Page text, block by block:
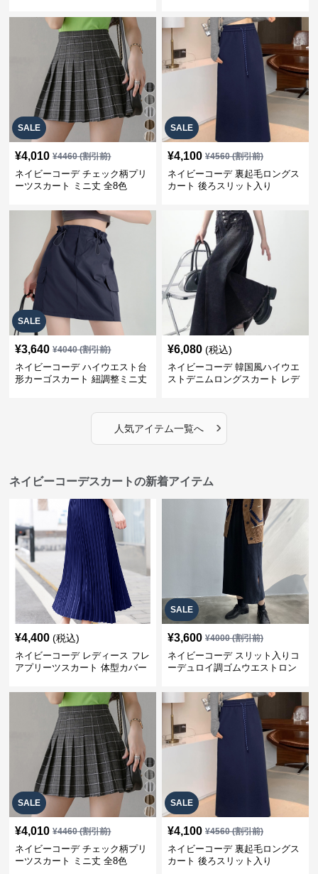
ト
SALE
¥4,010 ¥4460(割引前)
ネイビーコーデ チェック柄プリ
ーツスカート ミニ丈 全8色
SALE
¥4,100 ¥4560(割引前)
ネイビーコーデ 裏起毛ロングス
カート 後ろスリット入り
SALE
¥3,640 ¥4040(割引前)
ネイビーコーデ ハイウエスト台
形カーゴスカート 紐調整ミニ丈
¥6,080 (税込)
ネイビーコーデ 韓国風ハイウエ
ストデニムロングスカート レデ
人気アイテム一覧へ ›
ネイビーコーデスカートの新着アイテム
¥4,400 (税込)
ネイビーコーデ レディース フレ
アプリーツスカート 体型カバー
ト
SALE
¥3,600 ¥4000(割引前)
ネイビーコーデ スリット入りコ
ーデュロイ調ゴムウエストロン
SALE
¥4,010 ¥4460(割引前)
ネイビーコーデ チェック柄プリ
ーツスカート ミニ丈 全8色
SALE
¥4,100 ¥4560(割引前)
ネイビーコーデ 裏起毛ロングス
カート 後ろスリット入り